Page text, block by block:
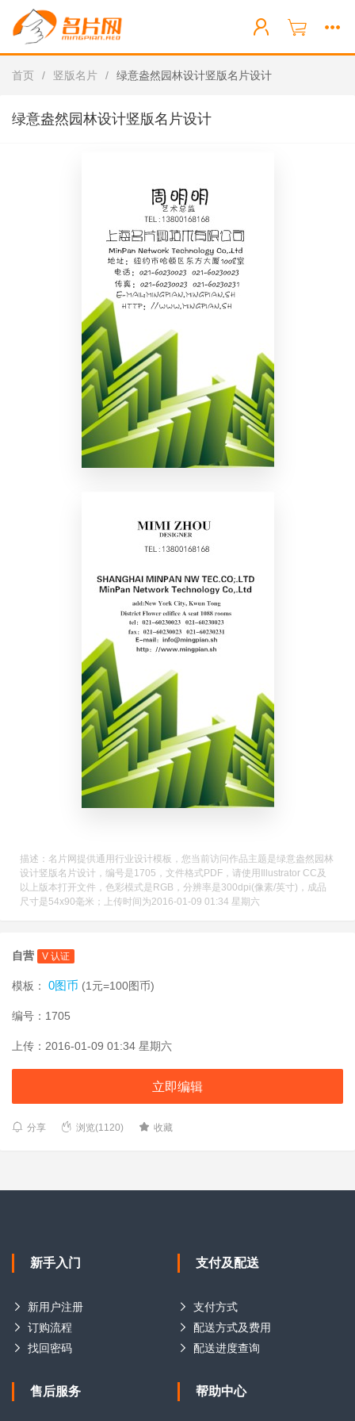
首页 / 竖版名片 / 绿意盎然园林设计竖版名片设计
绿意盎然园林设计竖版名片设计
描述：名片网提供通用行业设计模板，您当前访问作品主题是绿意盎然园林
设计竖版名片设计，编号是1705，文件格式PDF，请使用Illustrator CC及
以上版本打开文件，色彩模式是RGB，分辨率是300dpi(像素/英寸)，成品
尺寸是54x90毫米；上传时间为2016-01-09 01:34 星期六
自营 V 认证
模板： 0图币 (1元=100图币)
编号：1705
上传：2016-01-09 01:34 星期六
立即编辑
分享 浏览(1120) 收藏
新手入门
新用户注册
订购流程
找回密码
支付及配送
支付方式
配送方式及费用
配送进度查询
售后服务 帮助中心